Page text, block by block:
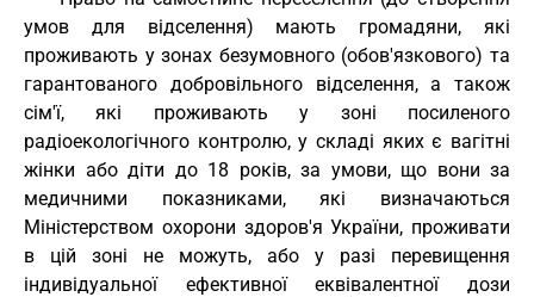
умов для відселення) мають громадяни, які
проживають у зонах безумовного (обов'язкового) та
гарантованого добровільного відселення, а також
сім'ї, які проживають у зоні посиленого
радіоекологічного контролю, у складі яких є вагітні
жінки або діти до 18 років, за умови, що вони за
медичними показниками, які визначаються
Міністерством охорони здоров'я України, проживати
в цій зоні не можуть, або у разі перевищення
індивідуальної ефективної еквівалентної дози